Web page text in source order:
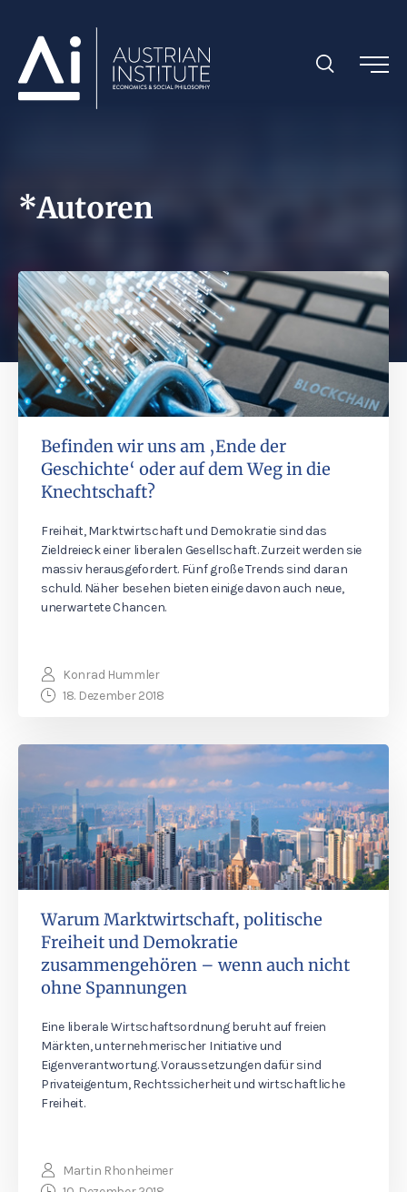
*Autoren
Befinden wir uns am ‚Ende der
Geschichte‘ oder auf dem Weg in die
Knechtschaft?
Freiheit, Marktwirtschaft und Demokratie sind das
Zieldreieck einer liberalen Gesellschaft. Zurzeit werden sie
massiv herausgefordert. Fünf große Trends sind daran
schuld. Näher besehen bieten einige davon auch neue,
unerwartete Chancen.
Konrad Hummler
18. Dezember 2018
Warum Marktwirtschaft, politische
Freiheit und Demokratie
zusammengehören – wenn auch nicht
ohne Spannungen
Eine liberale Wirtschaftsordnung beruht auf freien
Märkten, unternehmerischer Initiative und
Eigenverantwortung. Voraussetzungen dafür sind
Privateigentum, Rechtssicherheit und wirtschaftliche
Freiheit.
Martin Rhonheimer